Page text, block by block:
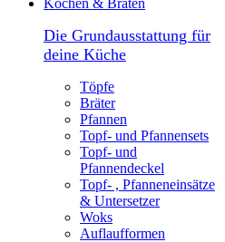
Kochen & Braten
Die Grundausstattung für
deine Küche
Töpfe
Bräter
Pfannen
Topf- und Pfannensets
Topf- und
Pfannendeckel
Topf- , Pfanneneinsätze
& Untersetzer
Woks
Auflaufformen